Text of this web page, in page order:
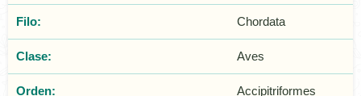
Filo: Chordata
Clase: Aves
Orden: Accipitriformes